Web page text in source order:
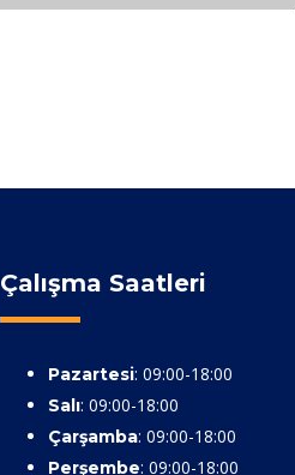
Çalışma Saatleri
Pazartesi: 09:00-18:00
Salı: 09:00-18:00
Çarşamba: 09:00-18:00
Perşembe: 09:00-18:00